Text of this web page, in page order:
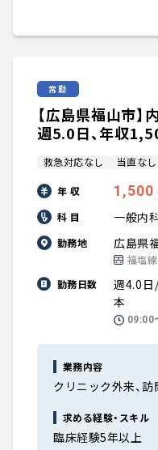
常勤
【広島県福山市】
週5.0日、年収
救急対応なし 当直なし
年 収 1,500
科 目 一般内
勤務地 広島県
福塩
勤務日数
週4.0
本
09:00
業務内容
クリニック外来、
求める経験・スキル
臨床経験5年以上